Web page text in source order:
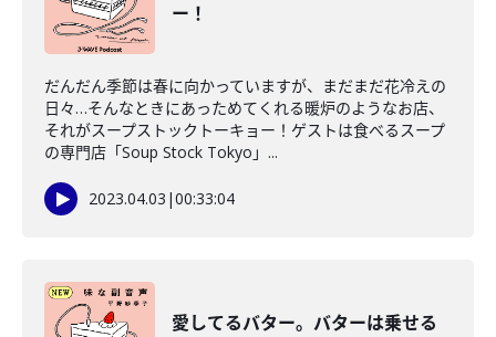
ー！
だんだん季節は春に向かっていますが、まだまだ花冷えの
日々…そんなときにあっためてくれる暖炉のようなお店、
それがスープストックトーキョー！ゲストは食べるスープ
の専門店「Soup Stock Tokyo」...
2023.04.03 |00:33:04
愛してるバター。バターは乗せる